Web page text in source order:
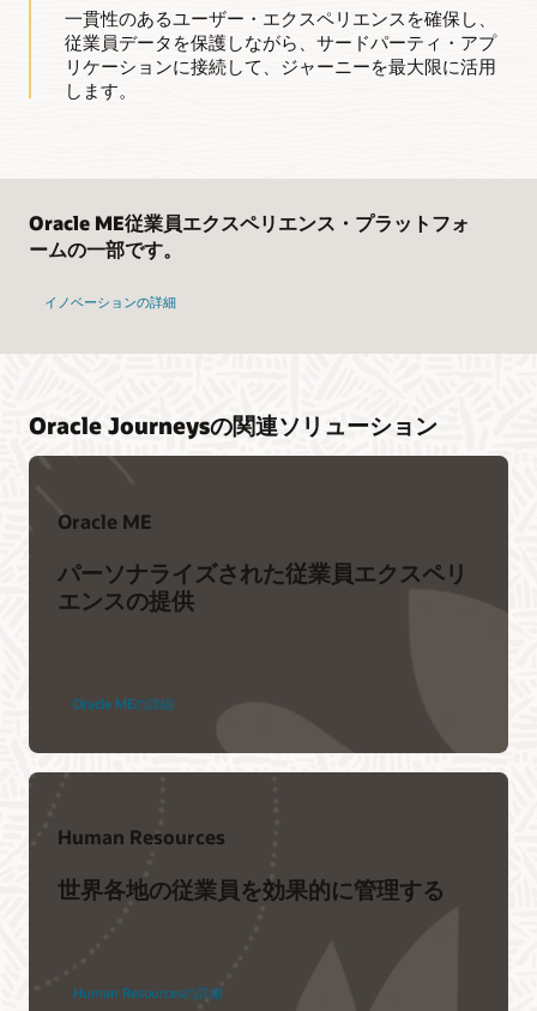
一貫性のあるユーザー・エクスペリエンスを確保し、
従業員データを保護しながら、サードパーティ・アプ
リケーションに接続して、ジャーニーを最大限に活用
します。
Oracle ME従業員エクスペリエンス・プラットフォ
ームの一部です。
イノベーションの詳細
Oracle Journeysの関連ソリューション
Oracle ME
パーソナライズされた従業員エクスペリ
エンスの提供
Oracle MEの詳細
Human Resources
世界各地の従業員を効果的に管理する
Human Resourcesの詳細